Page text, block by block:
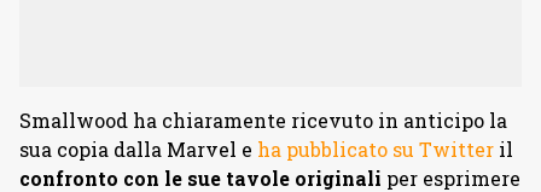
Smallwood ha chiaramente ricevuto in anticipo la
sua copia dalla Marvel e ha pubblicato su Twitter il
confronto con le sue tavole originali per esprimere